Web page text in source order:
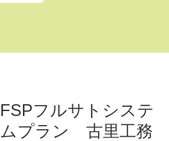
o
FSPフルサトシステ
ムプラン 古里工務